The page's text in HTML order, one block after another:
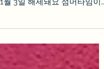
빙 타임(Daylight saving time)
시간이 1시간 느려져요 11월
섬머타임이 해제되면서 새